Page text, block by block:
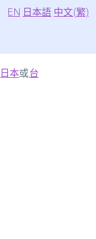
EN 日本語 中文(繁)
日本或台